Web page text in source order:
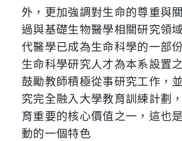
外，更加強調對生命的尊重與
過與基礎生物醫學相關研究領
代醫學已成為生命科學的一部
生命科學研究人才為本系設置
鼓勵教師積極從事研究工作，
究完全融入大學教育訓練計劃
育重要的核心價值之一，這也
動的一個特色